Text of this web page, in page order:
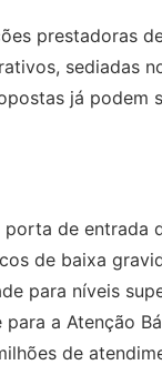
prestadoras
sediadas
já podem
de entrada
de baixa
para níveis
a Atenção
de